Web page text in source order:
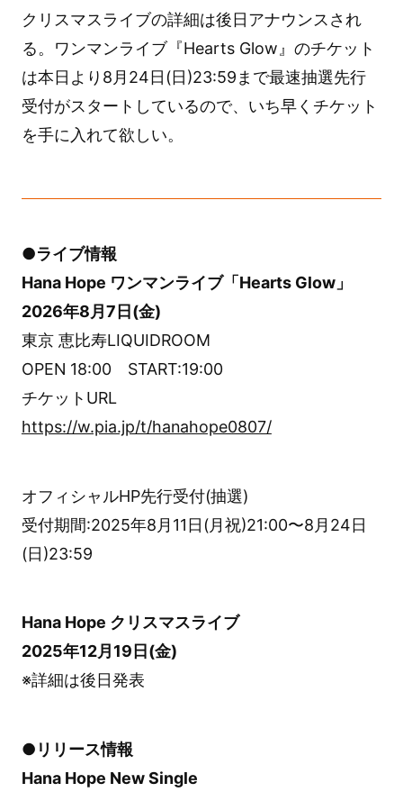
クリスマスライブの詳細は後日アナウンスされ
る。ワンマンライブ『Hearts Glow』のチケット
は本日より8月24日(日)23:59まで最速抽選先行
受付がスタートしているので、いち早くチケット
を手に入れて欲しい。
●ライブ情報
Hana Hope ワンマンライブ「Hearts Glow」
2026年8月7日(金)
東京 恵比寿LIQUIDROOM
OPEN 18:00 START:19:00
チケットURL
https://w.pia.jp/t/hanahope0807/
オフィシャルHP先行受付(抽選)
受付期間:2025年8月11日(月祝)21:00〜8月24日
(日)23:59
Hana Hope クリスマスライブ
2025年12月19日(金)
※詳細は後日発表
●リリース情報
Hana Hope New Single